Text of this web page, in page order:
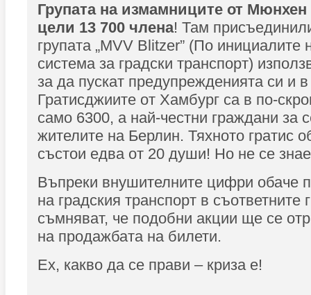
Групата на измамниците от
цели 13 700 члена! Там
групата „MVV Blitzer” (По инициалите
система за градски транспорт)
за да пускат предупрежденията си и
Гратисджиите от Хамбург са в по-
само 6300, а най-честни граждани за
жителите на Берлин. Тяхното гратис
състои едва от 20 души! Но не се
Въпреки внушителните цифри обаче
на градския транспорт в съответните
съмняват, че подобни акции ще се
на продажбата на билети.
Ех, какво да се прави – криза е!